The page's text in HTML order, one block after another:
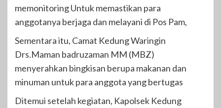
memonitoring Untuk memastikan para
anggotanya berjaga dan melayani di Pos Pam,
Sementara itu, Camat Kedung Waringin
Drs.Maman badruzaman MM (MBZ)
menyerahkan bingkisan berupa makanan dan
minuman untuk para anggota yang bertugas
Ditemui setelah kegiatan, Kapolsek Kedung